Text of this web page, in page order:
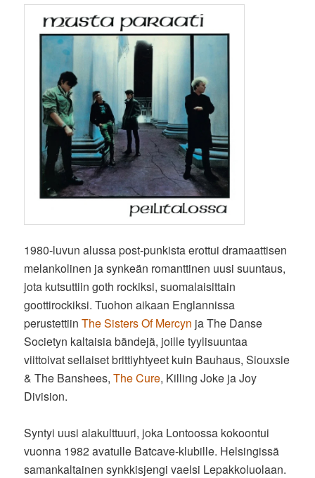
1980-luvun alussa post-punkista erottui dramaattisen
melankolinen ja synkeän romanttinen uusi suuntaus,
jota kutsuttiin goth rockiksi, suomalaisittain
goottirockiksi. Tuohon aikaan Englannissa
perustettiinThe Sisters Of Mercyn ja The Danse
Societyn kaltaisia bändejä, joille tyylisuuntaa
viittoivat sellaiset brittiyhtyeet kuin Bauhaus, Siouxsie
& The Banshees,The Cure, Killing Joke ja Joy
Division.
Syntyi uusi alakulttuuri, joka Lontoossa kokoontui
vuonna 1982 avatulle Batcave-klubille. Helsingissä
samankaltainen synkkisjengi vaelsi Lepakkoluolaan.